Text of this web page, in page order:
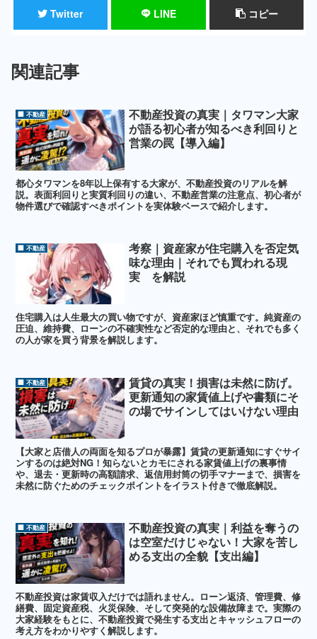
Twitter LINE コピー
関連記事
🏢 不動産
不動産投資の真実｜タワマン大家
が語る初心者が知るべき利回りと
営業の罠【導入編】
都心タワマンを8年以上保有する大家が、不動産投資のリアルを解
説。表面利回りと実質利回りの違い、不動産営業の注意点、初心者が
物件選びで確認すべきポイントを実体験ベースで紹介します。
🏢 不動産
考察｜資産家が住宅購入を否定気
味な理由｜それでも買われる現
実 を解説
住宅購入は人生最大の買い物ですが、資産家ほど慎重です。純資産の
圧迫、維持費、ローンの不確実性など否定的な理由と、それでも多く
の人が家を買う背景を解説します。
🏢 不動産
賃貸の真実！損害は未然に防げ。
更新通知の家賃値上げや書類にそ
の場でサインしてはいけない理由
【大家と店借人の両面を知るプロが暴露】賃貸の更新通知にすぐサイ
ンするのは絶対NG！知らないとカモにされる家賃値上げの裏事情
や、退去・更新時の高額請求、返信用封筒の切手マナーまで、損害を
未然に防ぐためのチェックポイントをイラスト付きで徹底解説。
🏢 不動産
不動産投資の真実｜利益を奪うの
は空室だけじゃない！大家を苦し
める支出の全貌【支出編】
不動産投資は家賃収入だけでは語れません。ローン返済、管理費、修
繕費、固定資産税、火災保険、そして突発的な設備故障まで。実際の
大家経験をもとに、不動産投資で発生する支出とキャッシュフローの
考え方をわかりやすく解説します。